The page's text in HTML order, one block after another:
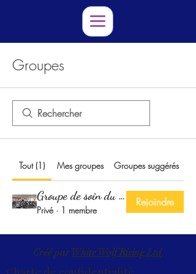
Groupes
Tout (1) Mes groupes Groupes suggérés
Groupe de soin du covid
Privé · 1 membre
Rejoindre
Créé parWhite Wolf Rising Ltd